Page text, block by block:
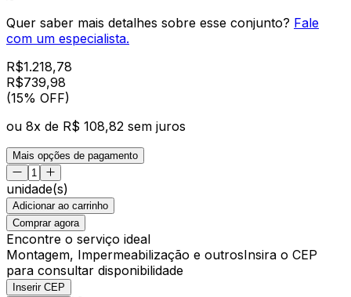
Quer saber mais detalhes sobre esse conjunto? Fale
com um especialista.
R$1.218,78
R$739,98
(15% OFF)
ou 8x de R$ 108,82 sem juros
Mais opções de pagamento
unidade(s)
Adicionar ao carrinho
Comprar agora
Encontre o serviço ideal
Montagem, Impermeabilização e outrosInsira o CEP
para consultar disponibilidade
Inserir CEP